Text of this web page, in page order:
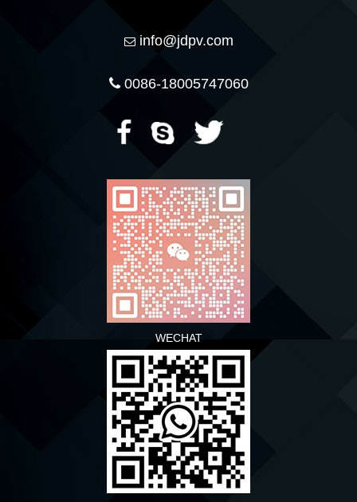
info@jdpv.com
0086-18005747060
WECHAT